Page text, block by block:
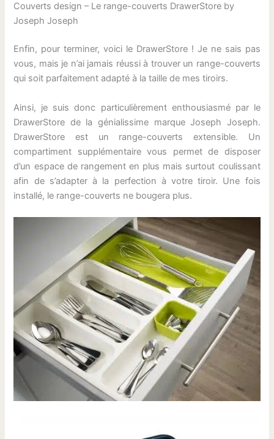
Couverts design – Le range-couverts DrawerStore by
Joseph Joseph
Enfin, pour terminer, voici le DrawerStore ! Je ne sais pas
vous, mais je n’ai jamais réussi à trouver un range-couverts
qui soit parfaitement adapté à la taille de mes tiroirs.
Ainsi, je suis donc particulièrement enthousiasmé par le
DrawerStore de la génialissime marque Joseph Joseph.
DrawerStore est un range-couverts extensible. Un
compartiment supplémentaire vous permet de disposer
d’un espace de rangement en plus mais surtout coulissant
afin de s’adapter à la perfection à votre tiroir. Une fois
installé, le range-couverts ne bougera plus.